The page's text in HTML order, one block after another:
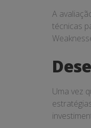
A
técnicas
Uma vez